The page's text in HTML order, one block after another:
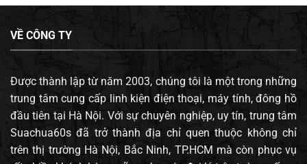
VỀ CÔNG TY
Được thành lập từ năm 2003, chúng tôi là một trong những
trung tâm cung cấp linh kiện điện thoại, máy tính, đông hồ
đầu tiên tại Hà Nội. Với sự chuyên nghiệp, uy tín, trung tâm
Suachua60s đã trở thành địa chỉ quen thuộc không chỉ
trên thị trường Hà Nội, Bắc Ninh, TP.HCM mà còn phục vụ